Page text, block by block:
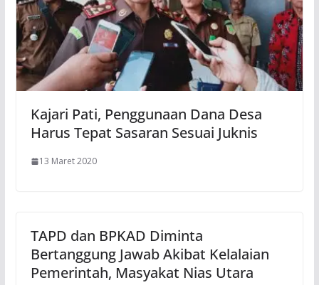
Kajari Pati, Penggunaan Dana Desa
Harus Tepat Sasaran Sesuai Juknis
13 Maret 2020
TAPD dan BPKAD Diminta
Bertanggung Jawab Akibat Kelalaian
Pemerintah, Masyakat Nias Utara